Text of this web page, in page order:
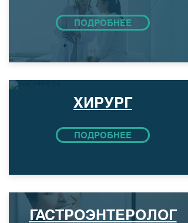
ПОДРОБНЕЕ
ХИРУРГ
ПОДРОБНЕЕ
ГАСТРОЭНТЕРОЛОГ